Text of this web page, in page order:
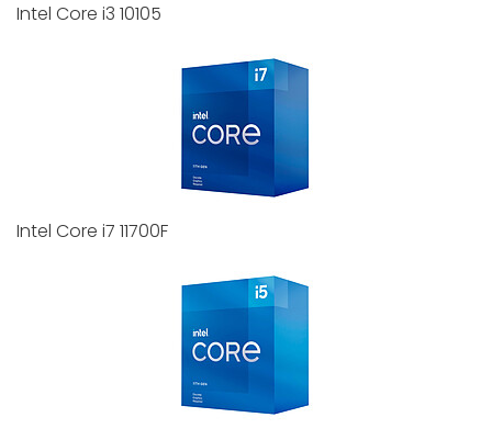
Intel Core i3 10105
Intel Core i7 11700F